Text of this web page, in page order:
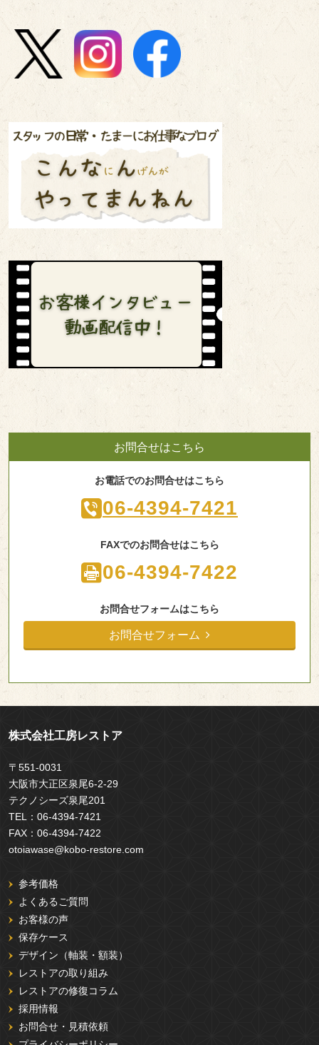
お問合せはこちら
お電話でのお問合せはこちら
06-4394-7421
FAXでのお問合せはこちら
06-4394-7422
お問合せフォームはこちら
お問合せフォーム
株式会社工房レストア
〒551-0031
大阪市大正区泉尾6-2-29
テクノシーズ泉尾201
TEL： 06-4394-7421
FAX： 06-4394-7422
otoiawase@kobo-restore.com
参考価格
よくあるご質問
お客様の声
保存ケース
デザイン（軸装・額装）
レストアの取り組み
レストアの修復コラム
採用情報
お問合せ・見積依頼